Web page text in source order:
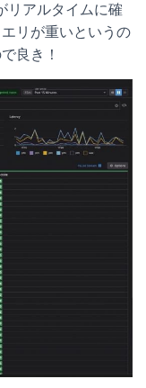
リアルタイムに確
リが重いというの
良き！